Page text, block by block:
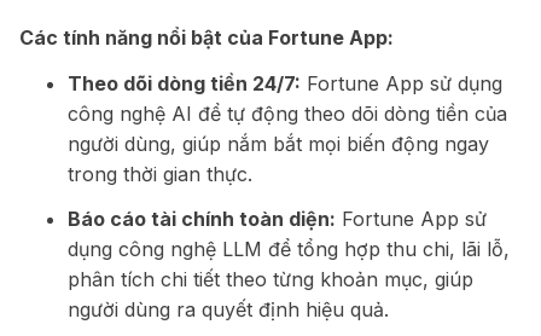
Các tính năng nổi bật của Fortune App:
Theo dõi dòng tiền 24/7: Fortune App sử dụng
công nghệ AI để tự động theo dõi dòng tiền của
người dùng, giúp nắm bắt mọi biến động ngay
trong thời gian thực.
Báo cáo tài chính toàn diện: Fortune App sử
dụng công nghệ LLM để tổng hợp thu chi, lãi lỗ,
phân tích chi tiết theo từng khoản mục, giúp
người dùng ra quyết định hiệu quả.